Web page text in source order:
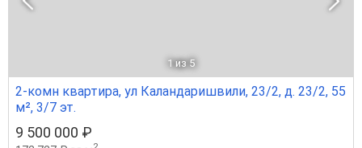
1 из 5
2-комн квартира, ул Каландаришвили, 23/2, д. 23/2, 55
м², 3/7 эт.
9 500 000 ₽